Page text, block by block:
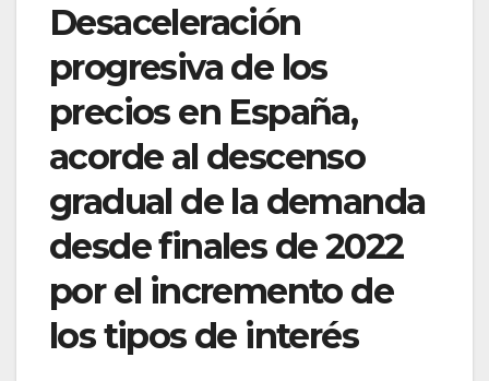
Desaceleración
progresiva de los
precios en España,
acorde al descenso
gradual de la demanda
desde finales de 2022
por el incremento de
los tipos de interés